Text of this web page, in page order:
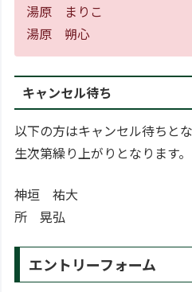
湯原 まりこ
湯原 朔心
キャンセル待ち
以下の方はキャンセル待ちと
生次第繰り上がりとなります。
神垣 祐大
所 晃弘
エントリーフォーム